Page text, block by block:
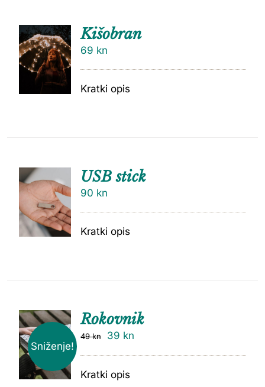
Kišobran
69 kn
Kratki opis
DODAJ
CU
USB stick
90 kn
Kratki opis
Sniženje!
DODAJ
Rokovnik
49kn 39 kn
Kratki opis